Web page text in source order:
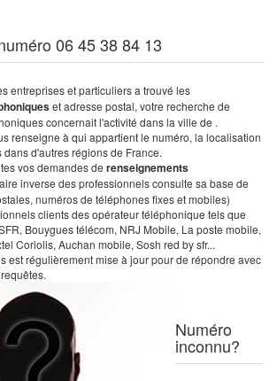
06 45 38 84 13
entreprises et particuliers a trouvé les
et adresse postal, votre recherche de
concernait l'activité dans la ville de .
renseigne à qui appartient le numéro, la localisation
d'autres régions de France.
vos demandes de renseignements
inverse des professionnels consulte sa base de
numéros de téléphones fixes et mobiles)
clients des opérateur téléphonique tels que
Bouygues télécom, NRJ Mobile, La poste mobile,
Coriolis, Auchan mobile, Sosh red by sfr...
est régulièrement mise à jour pour de répondre avec
Numéro
inconnu?